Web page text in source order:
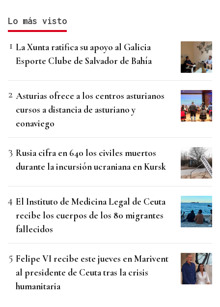
Lo más visto
La Xunta ratifica su apoyo al Galicia
Esporte Clube de Salvador de Bahía
Asturias ofrece a los centros asturianos
cursos a distancia de asturiano y
eonaviego
Rusia cifra en 640 los civiles muertos
durante la incursión ucraniana en Kursk
El Instituto de Medicina Legal de Ceuta
recibe los cuerpos de los 80 migrantes
fallecidos
Felipe VI recibe este jueves en Marivent
al presidente de Ceuta tras la crisis
humanitaria